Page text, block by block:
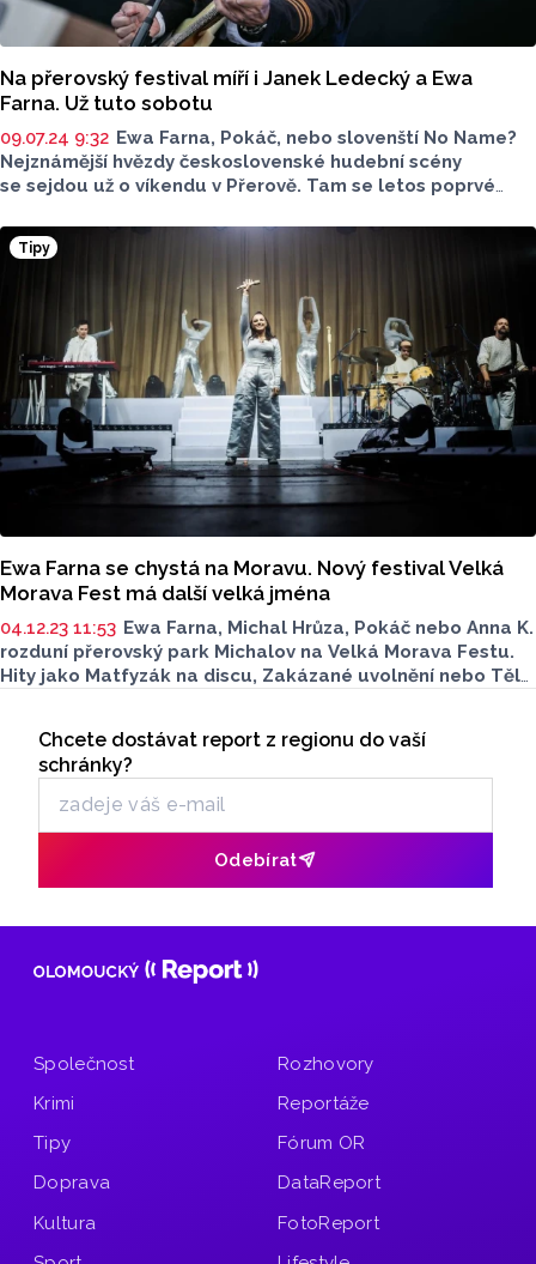
Na přerovský festival míří i Janek Ledecký a Ewa
Farna. Už tuto sobotu
09.07.24 9:32 Ewa Farna, Pokáč, nebo slovenští No Name?
Nejznámější hvězdy československé hudební scény
se sejdou už o víkendu v Přerově. Tam se letos poprvé
Tipy
Ewa Farna se chystá na Moravu. Nový festival Velká
Morava Fest má další velká jména
04.12.23 11:53 Ewa Farna, Michal Hrůza, Pokáč nebo Anna K.
rozduní přerovský park Michalov na Velká Morava Festu.
Hity jako Matfyzák na discu, Zakázané uvolnění nebo Tělo
Vánoční vstupenku na festival Velká Morava Fest.
Odběr newsletteru
Chcete dostávat report z regionu do vaší
schránky?
Odebírat
Společnost
Krimi
Tipy
Doprava
Kultura
Rozhovory
Reportáže
Fórum OR
DataReport
FotoReport